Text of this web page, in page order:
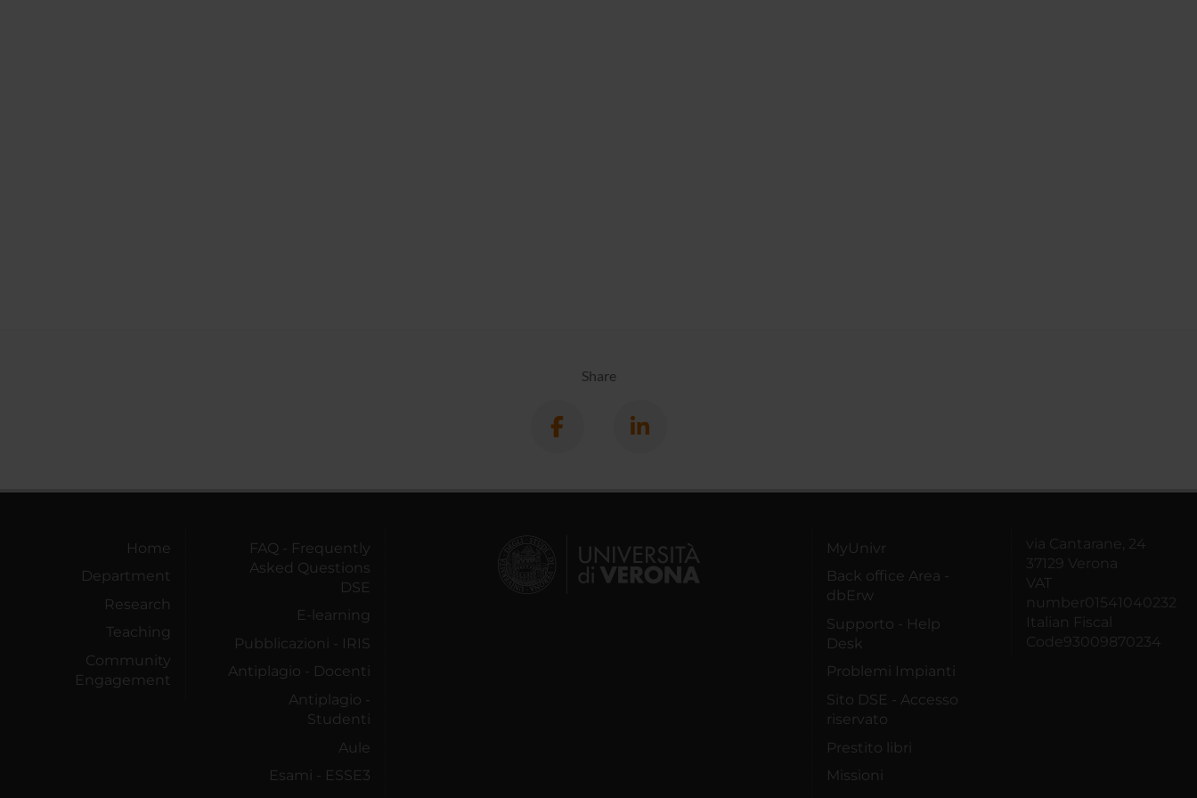
Share
Home
Department
Research
Teaching
Community
Engagement
FAQ - Frequently
Asked Questions
DSE
E-learning
Pubblicazioni - IRIS
Antiplagio - Docenti
Antiplagio -
Studenti
Aule
Esami - ESSE3
MyUnivr
Back office Area -
dbErw
Supporto - Help
Desk
Problemi Impianti
Sito DSE - Accesso
riservato
Prestito libri
Missioni
via Cantarane, 24
37129 Verona
VAT
number01541040232
Italian Fiscal
Code93009870234